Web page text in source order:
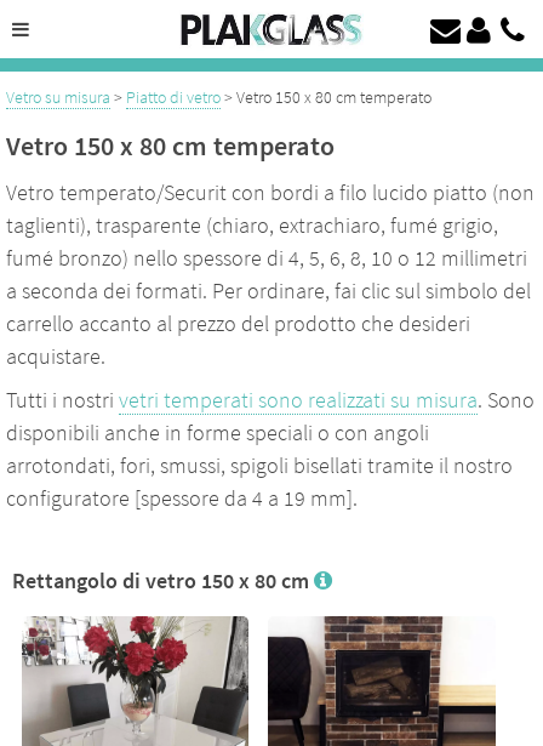
Taglio del vetro su misura da 4 a 19 mm
Vetro temperato, vetro laccato su misura a prezzo discount
Vetro su misura > Piatto di vetro> Vetro 150 x 80 cm temperato
Vetro 150 x 80 cm temperato
Vetro temperato/Securit con bordi a filo lucido piatto (non
taglienti), trasparente (chiaro, extrachiaro, fumé grigio,
fumé bronzo) nello spessore di 4, 5, 6, 8, 10 o 12 millimetri
a seconda dei formati. Per ordinare, fai clic sul simbolo del
carrello accanto al prezzo del prodotto che desideri
acquistare.
Tutti i nostri vetri temperati sono realizzati su misura. Sono
disponibili anche in forme speciali o con angoli
arrotondati, fori, smussi, spigoli bisellati tramite il nostro
configuratore [spessore da 4 a 19 mm].
Rettangolo di vetro 150 x 80 cm